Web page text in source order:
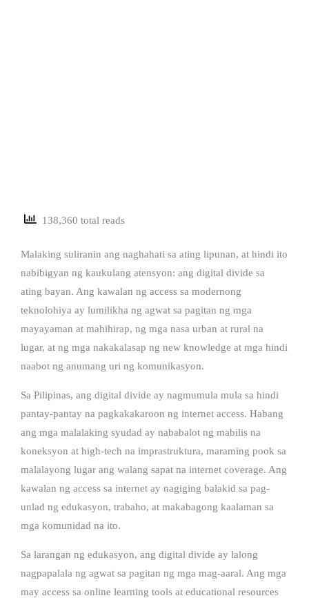
138,360 total reads
Malaking suliranin ang naghahati sa ating lipunan, at hindi ito
nabibigyan ng kaukulang atensyon: ang digital divide sa
ating bayan. Ang kawalan ng access sa modernong
teknolohiya ay lumilikha ng agwat sa pagitan ng mga
mayayaman at mahihirap, ng mga nasa urban at rural na
lugar, at ng mga nakakalasap ng new knowledge at mga hindi
naabot ng anumang uri ng komunikasyon.
Sa Pilipinas, ang digital divide ay nagmumula mula sa hindi
pantay-pantay na pagkakakaroon ng internet access. Habang
ang mga malalaking syudad ay nababalot ng mabilis na
koneksyon at high-tech na imprastruktura, maraming pook sa
malalayong lugar ang walang sapat na internet coverage. Ang
kawalan ng access sa internet ay nagiging balakid sa pag-
unlad ng edukasyon, trabaho, at makabagong kaalaman sa
mga komunidad na ito.
Sa larangan ng edukasyon, ang digital divide ay lalong
nagpapalala ng agwat sa pagitan ng mga mag-aaral. Ang mga
may access sa online learning tools at educational resources